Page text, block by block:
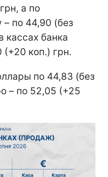
а по
по 44,90 (без
кассах банка
(+20 коп.) грн.
по 44,83 (без
– по 52,05 (+25